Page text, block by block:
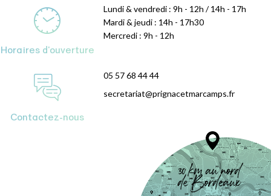
Horaires d'ouverture
Lundi & vendredi : 9h - 12h / 14h - 17h
Mardi & jeudi : 14h - 17h30
Mercredi : 9h - 12h
Contactez-nous
05 57 68 44 44
secretariat@prignacetmarcamps.fr